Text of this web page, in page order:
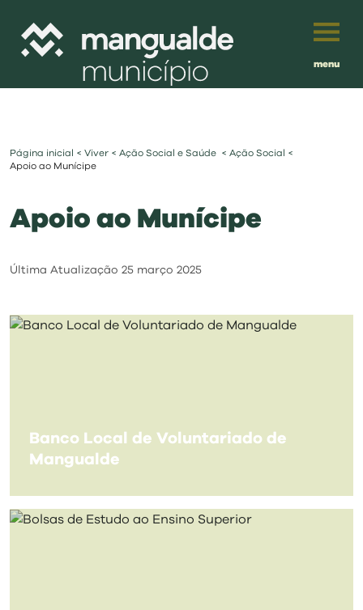
menu
município
viver
investir
balcão digital
Português
Página inicial < Viver < Ação Social e Saúde < Ação Social <
Apoio ao Munícipe
Apoio ao Munícipe
Última Atualização 25 março 2025
Banco Local de Voluntariado de
Mangualde